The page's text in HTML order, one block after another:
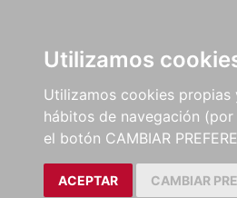
Utilizamos
Utilizamos cookies
hábitos de navegación
el botón CAMBIAR
ACEPTAR CAMBIAR